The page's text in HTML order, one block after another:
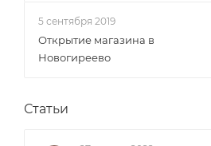
5 сентября 2019
Открытие магазина в
Новогиреево
Статьи